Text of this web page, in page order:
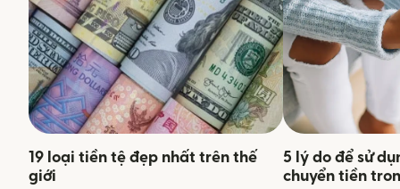
19 loại tiền tệ đẹp nhất trên thế
giới
5 lý do để sử
chuyển tiền